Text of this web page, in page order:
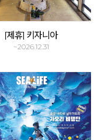
[제휴] 키자니아
~2026.12.31